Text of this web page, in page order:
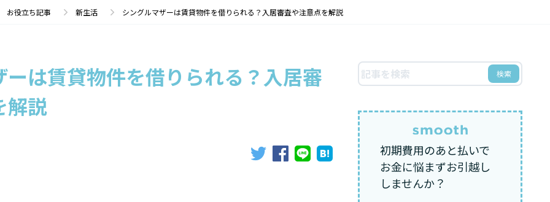
お役立ち記事 新生活 シングルマザーは賃貸物件を借りられる？入居審査や注意点を解説
は賃貸物件を借りられる？入居審
解説
検索
初期費用のあと払いで
お金に悩まずお引越し
しませんか？